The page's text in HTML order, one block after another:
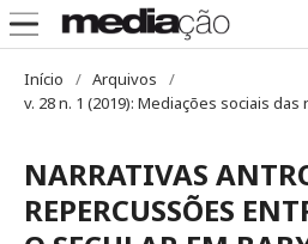
Início / Arquivos
/
v. 28 n. 1 (2019): Mediações sociais das
NARRATIVAS
REPERCUSSÕES